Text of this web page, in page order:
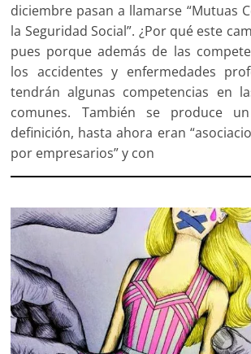
diciembre pasan a llamarse “Mu­tuas
la Seguridad Social”. ¿Por qué este
pues porque además de las
los accidentes y enfermedades
tendrán algunas competencias en
comunes. También se produce
definición, hasta ahora eran
por empresarios” y con